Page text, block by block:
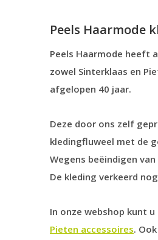
Peels Haarmode
Peels Haarmode heeft
zowel Sinterklaas en
afgelopen 40 jaar.
Deze door ons zelf
kledingfluweel met de
Wegens beëindigen
De kleding verkeerd
In onze webshop kunt
Pieten accessoires.